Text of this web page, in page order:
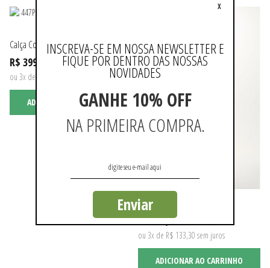
Calça Color Five Pockets New Fit
R$ 399,90
ou 3x de R$ 133,30 sem juros
ADICIONAR AO CARRINHO
Calça Casual Chino
R$ 399,90
ou 3x de R$ 133,30 sem juros
ADICIONAR AO CARRINHO
INSCREVA-SE EM NOSSA NEWSLETTER E
FIQUE POR DENTRO DAS NOSSAS
NOVIDADES
GANHE 10% OFF
NA PRIMEIRA COMPRA.
Enviar
X